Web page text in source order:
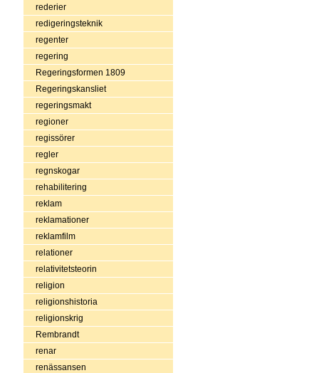
rederier
redigeringsteknik
regenter
regering
Regeringsformen 1809
Regeringskansliet
regeringsmakt
regioner
regissörer
regler
regnskogar
rehabilitering
reklam
reklamationer
reklamfilm
relationer
relativitetsteorin
religion
religionshistoria
religionskrig
Rembrandt
renar
renässansen